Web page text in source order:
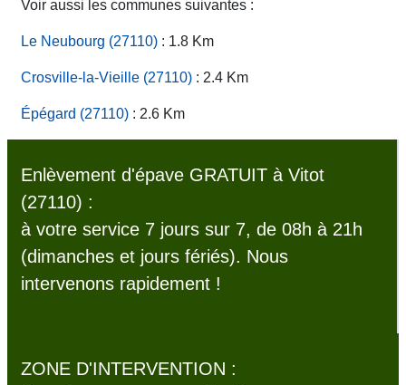
Voir aussi les communes suivantes :
Le Neubourg (27110) : 1.8 Km
Crosville-la-Vieille (27110) : 2.4 Km
Épégard (27110) : 2.6 Km
Enlèvement d'épave GRATUIT à Vitot
(27110) :
à votre service 7 jours sur 7, de 08h à 21h
(dimanches et jours fériés). Nous
intervenons rapidement !
ZONE D'INTERVENTION :